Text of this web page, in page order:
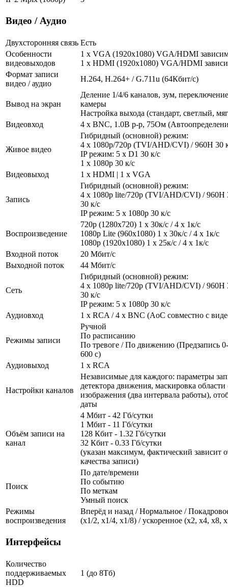
Видео / Аудио
Двухсторонняя связь Есть
Особенности
видеовыходов
1 x VGA (1920x1080) VGA/HDMI
1 x HDMI (1920x1080) VGA/HDMI
Формат записи
видео / аудио
H.264, H.264+ / G.711u (64Кбит/с)
Вывод на экран
Деление 1/4/6 каналов, зум,
камеры
Настройка выхода (стандарт, светлый,
Видеовход
4 x BNC, 1.0В p-p, 75Ом
Живое видео
Гибридный (основной) режим:
4 х 1080p/720р (TVI/AHD/CVI) / 960H 30
IP режим: 5 х D1 30 к/с
1 x 1080p 30 к/с
Видеовыход
1 x HDMI | 1 x VGA
Запись
Гибридный (основной) режим:
4 х 1080p lite/720р (TVI/AHD/CVI) / 960H
30 к/с
IP режим: 5 х 1080p 30 к/с
Воспроизведение
720p (1280х720) 1 x 30к/с / 4 x 1к/с
1080p Lite (960x1080) 1 x 30к/с / 4 x 1к/с
1080р (1920x1080) 1 x 25к/с / 4 x 1к/с
Входной поток
20 Мбит/с
Выходной поток
44 Мбит/с
Сеть
Гибридный (основной) режим:
4 х 1080p lite/720р (TVI/AHD/CVI) / 960H
30 к/с
IP режим: 5 х 1080p 30 к/с
Аудиовход
1 x RCA / 4 x BNC (AoC совместно с
Режимы записи
Ручной
По расписанию
По тревоге / По движению (Предзапись
600 с)
Аудиовыход
1 x RCA
Настройки каналов
Независимые для каждого: параметры
детектора движения, маскировка
изображения (два интервала работы),
даты
Объём записи на
канал
4 Мбит - 42 Гб/сутки
1 Мбит - 11 Гб/сутки
128 Кбит - 1.32 Гб/сутки
32 Кбит - 0.33 Гб/сутки
(указан максимум, фактический зависит
качества записи)
Поиск
По дате/времени
По событию
По меткам
Умный поиск
Режимы
воспроизведения
Вперёд и назад / Нормальное /
(х1/2, х1/4, х1/8) / ускоренное (х2, х4, х8,
Интерфейсы
Количество
поддерживаемых
HDD
1 (до 8Тб)